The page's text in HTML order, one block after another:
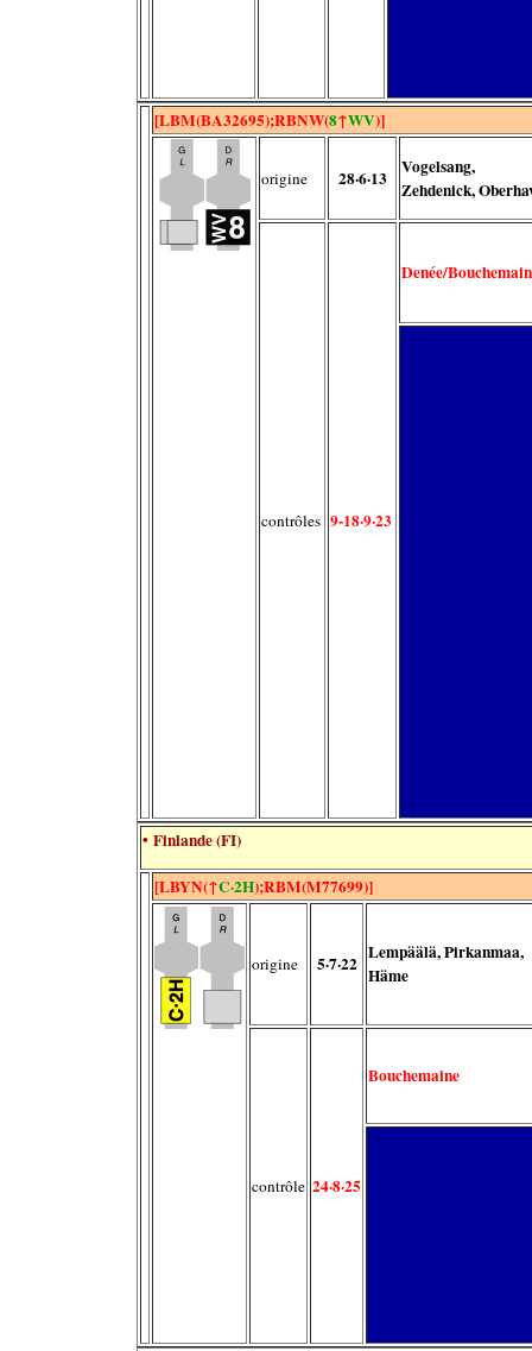
[LBM(BA32695);RBNW(8↑WV)]
origine 28·6·13
Vogelsang,
Zehdenick,
contrôles 9-18·9·23
Denée/
• Finlande (FI)
[LBYN(↑C·2H);RBM(M77699)]
origine 5·7·22 Lempäälä, Pirkanmaa,
Häme
contrôle 24·8·25
Bouchemaine